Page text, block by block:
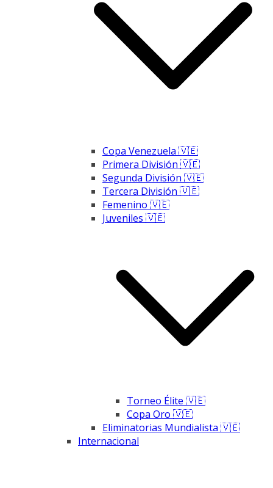
Copa Venezuela 🇻🇪
Primera División 🇻🇪
Segunda División 🇻🇪
Tercera División 🇻🇪
Femenino 🇻🇪
Juveniles 🇻🇪
Torneo Élite 🇻🇪
Copa Oro 🇻🇪
Eliminatorias Mundialista 🇻🇪
Internacional